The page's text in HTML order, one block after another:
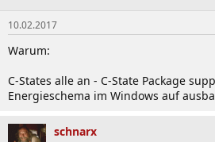
10.02.2017
Warum:
C-States alle an - C-State Package
Energieschema im Windows auf
schnarx